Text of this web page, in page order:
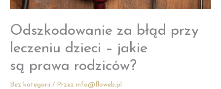
Odszkodowanie za błąd przy
leczeniu dzieci – jakie
są prawa rodziców?
Bez kategorii / Przez info@floweb.pl